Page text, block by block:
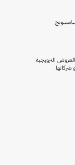
الترويجية